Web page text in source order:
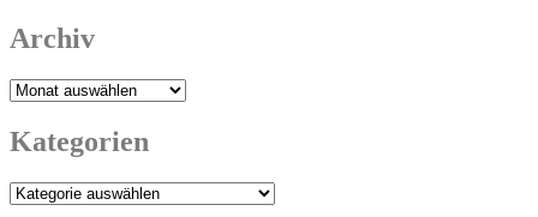
Archiv
Archiv
Kategorien
Kategorien